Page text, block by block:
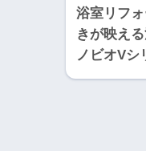
浴室リフ
きが映え
ノビオVシ